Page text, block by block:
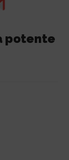
potente